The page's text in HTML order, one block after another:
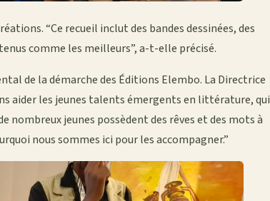
“Ce recueil inclut des bandes dessinées, des
comme les meilleurs”, a-t-elle précisé.
de la démarche des Éditions Elembo. La Directrice
aider les jeunes talents émergents en littérature, qui
nombreux jeunes possèdent des rêves et des mots à
nous sommes ici pour les accompagner.”